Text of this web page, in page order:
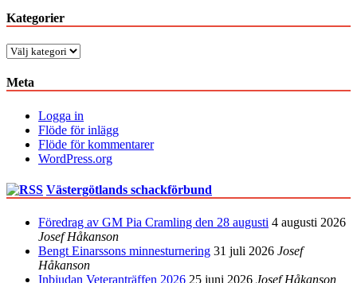
Kategorier
Kategorier
Meta
Logga in
Flöde för inlägg
Flöde för kommentarer
WordPress.org
Västergötlands schackförbund
Föredrag av GM Pia Cramling den 28 augusti 4 augusti 2026
Josef Håkanson
Bengt Einarssons minnesturnering 31 juli 2026 Josef
Håkanson
Inbjudan Veteranträffen 2026 25 juni 2026 Josef Håkanson